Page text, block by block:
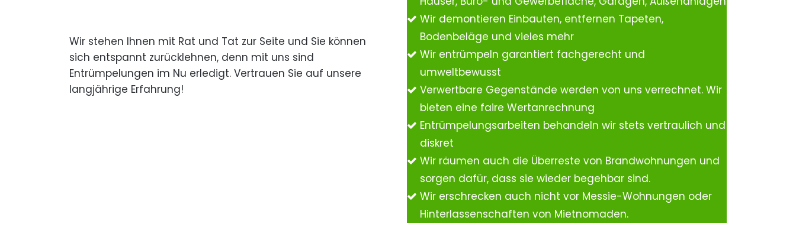
Wir stehen Ihnen mit Rat und Tat zur Seite und Sie können
sich entspannt zurücklehnen, denn mit uns sind
Entrümpelungen im Nu erledigt. Vertrauen Sie auf unsere
langjährige Erfahrung!
Wir demontieren Einbauten, entfernen Tapeten,
Bodenbeläge und vieles mehr
Wir entrümpeln garantiert fachgerecht und
umweltbewusst
Verwertbare Gegenstände werden von uns verrechnet. Wir
bieten eine faire Wertanrechnung
Entrümpelungsarbeiten behandeln wir stets vertraulich und
diskret
Wir räumen auch die Überreste von Brandwohnungen und
sorgen dafür, dass sie wieder begehbar sind.
Wir erschrecken auch nicht vor Messie-Wohnungen oder
Hinterlassenschaften von Mietnomaden.